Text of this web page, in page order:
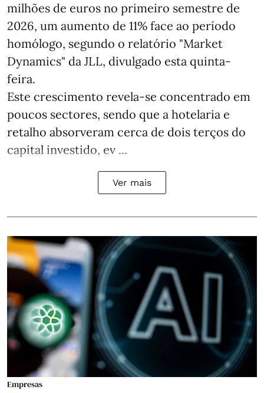
milhões de euros no primeiro semestre de
2026, um aumento de 11% face ao período
homólogo, segundo o relatório "Market
Dynamics" da JLL, divulgado esta quinta-
feira.
Este crescimento revela-se concentrado em
poucos sectores, sendo que a hotelaria e
retalho absorveram cerca de dois terços do
capital investido, ev ...
Ver mais
Empresas